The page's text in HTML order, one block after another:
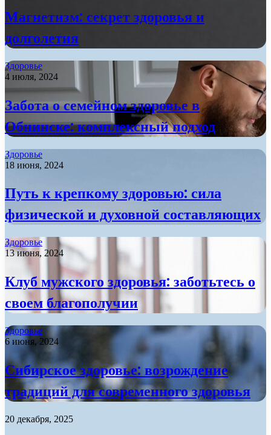
Магнетизм: секрет здоровья и
долголетия
Здоровье
4 июля, 2024
Забота о семейном здоровье в
Обнинске: комплексный подход
Здоровье
18 июня, 2024
Путь к крепкому здоровью: сила
физической и духовной составляющих
Здоровье
13 июня, 2024
Клуб мужского здоровья: заботьтесь о
своем благополучии
Здоровье
6 июня, 2024
Сибирское здоровье: возрождение
традиций для современного здоровья
20 декабря, 2025